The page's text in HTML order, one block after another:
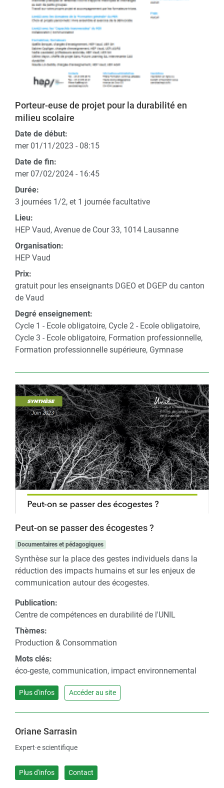
Porteur-euse de projet pour la durabilité en
milieu scolaire
Date de début:
mer 01/11/2023 - 08:15
Date de fin:
mer 07/02/2024 - 16:45
Durée:
3 journées 1/2, et 1 journée facultative
Lieu:
HEP Vaud, Avenue de Cour 33, 1014 Lausanne
Organisation:
HEP Vaud
Prix:
gratuit pour les enseignants DGEO et DGEP du canton
de Vaud
Degré enseignement:
Cycle 1 - Ecole obligatoire, Cycle 2 - Ecole obligatoire,
Cycle 3 - Ecole obligatoire, Formation professionnelle,
Formation professionnelle supérieure, Gymnase
Peut-on se passer des écogestes ?
Documentaires et pédagogiques
Synthèse sur la place des gestes individuels dans la
réduction des impacts humains et sur les enjeux de
communication autour des écogestes.
Publication:
Centre de compétences en durabilité de l'UNIL
Thèmes:
Production & Consommation
Mots clés:
éco-geste, communication, impact environnemental
Plus d'infos Accéder au site
Oriane Sarrasin
Expert·e scientifique
Plus d'infos Contact